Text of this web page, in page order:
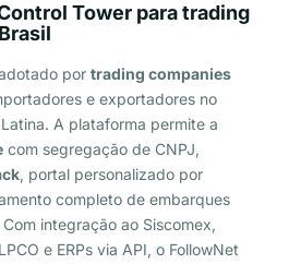
Tower para trading
por trading companies
e exportadores no
A plataforma permite a
com segregação de CNPJ,
, portal personalizado por
completo de embarques
integração ao Siscomex,
e ERPs via API, o FollowNet